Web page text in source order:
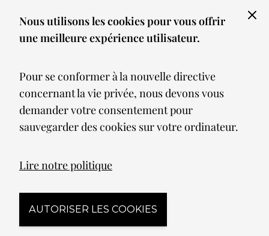
Nous utilisons les cookies pour vous offrir
une meilleure expérience utilisateur.
Pour se conformer à la nouvelle directive
concernant la vie privée, nous devons vous
demander votre consentement pour
sauvegarder des cookies sur votre ordinateur.
Lire notre politique
AUTORISER LES COOKIES
C’est un mariage heureux et réussi entre
l’esthétique et la technique et les lampes
sont conçues aussi bien pour l’intérieur
Zero réalise également des plans
d’éclairement pour les entreprises et les
collectivités.
On la retrouve pour éclairer des
comptoirs de sociétés, des halls de
Elle exporte ses produits dans le monde